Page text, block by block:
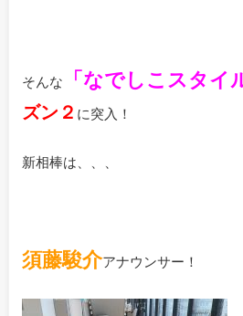
そんな 「なでしこスタイ
ズン２ に突入！
新相棒は、、、
須藤駿介アナウンサー！